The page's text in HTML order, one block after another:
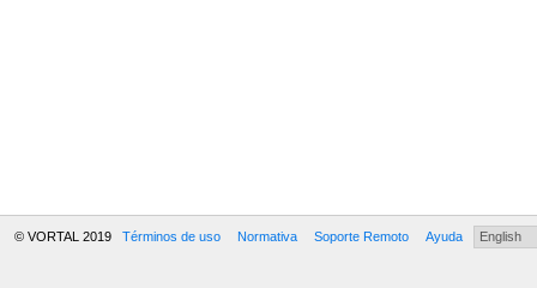
© VORTAL 2019 Términos de uso Normativa Soporte Remoto Ayuda